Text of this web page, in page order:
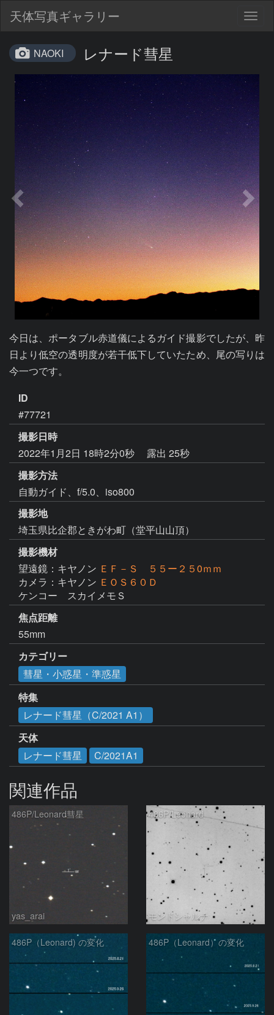
天体写真ギャラリー
NAOKI レナード彗星
今日は、ポータブル赤道儀によるガイド撮影でしたが、昨
日より低空の透明度が若干低下していたため、尾の写りは
今一つです。
ID
#77721
撮影日時
2022年1月2日 18時2分0秒
露出 25秒
撮影方法
自動ガイド、f/5.0、iso800
撮影地
埼玉県比企郡ときがわ町（堂平山山頂）
撮影機材
望遠鏡：キヤノン ＥＦ－Ｓ ５５ー２５0ｍｍ
カメラ：キヤノン ＥＯＳ６０Ｄ
ケンコー　スカイメモＳ
焦点距離
55mm
カテゴリー
彗星・小惑星・準惑星
特集
レナード彗星（C/2021 A1）
天体
レナード彗星
C/2021A1
関連作品
486P/Leonard彗星
yas_arai
486P/Leonard
モンドシャルナ
486P（Leonard) の変化 486P（Leonard）の変化